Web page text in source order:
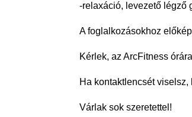
-relaxáció, levezető légző
A foglalkozásokhoz
Kérlek, az ArcFitness
Ha kontaktlencsét
Várlak sok szeretettel!